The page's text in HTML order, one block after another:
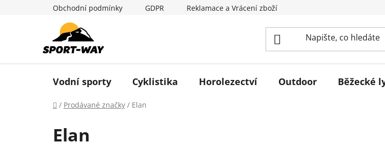
Obchodní podmínky GDPR Reklamace a Vrácení zboží
Vodní sporty Cyklistika Horolezectví Outdoor Běžecké
Domů
/ Prodávané značky / Elan
Elan